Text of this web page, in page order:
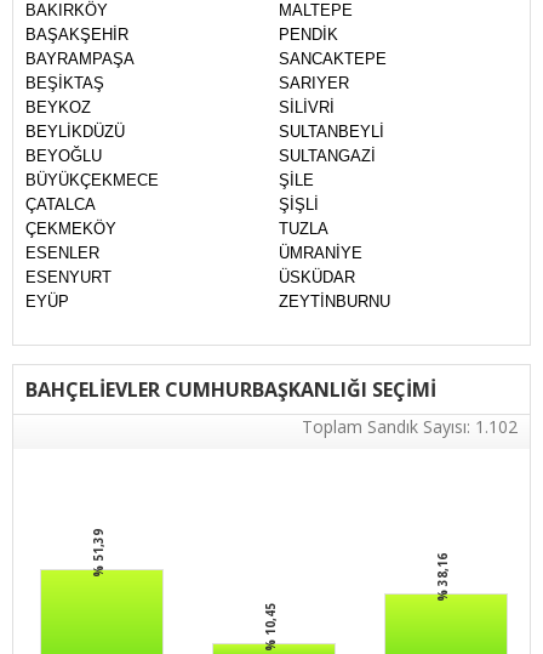
BAKIRKÖY
BAŞAKŞEHİR
BAYRAMPAŞA
BEŞİKTAŞ
BEYKOZ
BEYLİKDÜZÜ
BEYOĞLU
BÜYÜKÇEKMECE
ÇATALCA
ÇEKMEKÖY
ESENLER
ESENYURT
EYÜP
MALTEPE
PENDİK
SANCAKTEPE
SARIYER
SİLİVRİ
SULTANBEYLİ
SULTANGAZİ
ŞİLE
ŞİŞLİ
TUZLA
ÜMRANİYE
ÜSKÜDAR
ZEYTİNBURNU
BAHÇELİEVLER CUMHURBAŞKANLIĞI SEÇİMİ
Toplam Sandık Sayısı: 1.102
% 51,39
% 10,45
% 38,16